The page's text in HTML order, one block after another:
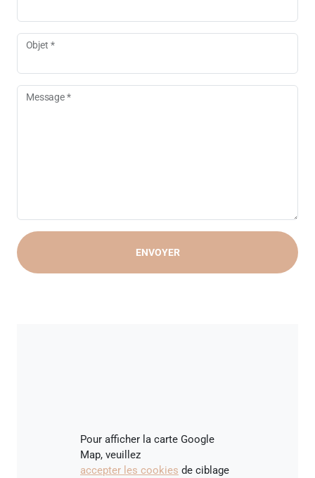
Objet *
Message *
ENVOYER
Pour afficher la carte Google
Map, veuillez
accepter les cookies de ciblage